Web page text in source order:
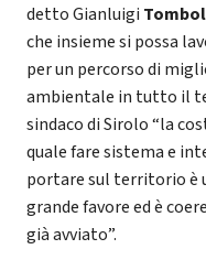
detto Gianluigi
che insieme si possa
per un percorso di
ambientale in tutto il
sindaco di Sirolo “la
quale fare sistema e
portare sul territorio è
grande favore ed è
già avviato”.